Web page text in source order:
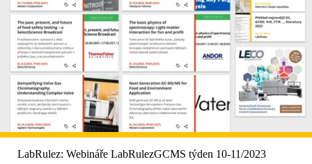
LabRulez: Webináře LabRulezGCMS týden 10-11/2023